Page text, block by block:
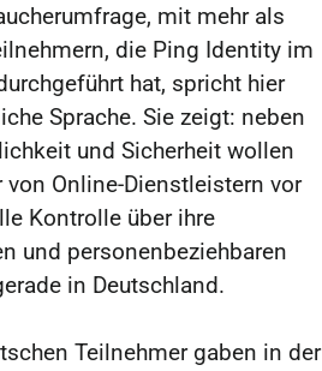
mit mehr als
die Ping Identity im
hat, spricht hier
Sprache. Sie zeigt: neben
und Sicherheit wollen
von Online-Dienstleistern vor
Kontrolle über ihre
und personenbeziehbaren
in Deutschland.
Teilnehmer gaben in der